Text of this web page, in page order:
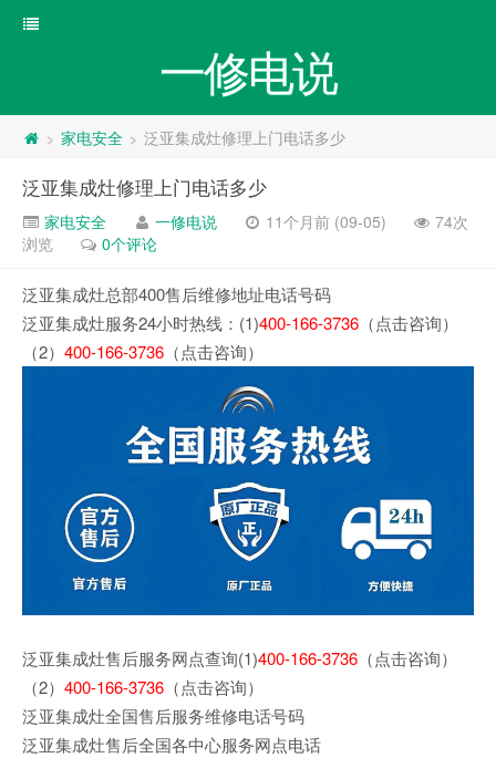
一修电说
> 家电安全 > 泛亚集成灶修理上门电话多少
泛亚集成灶修理上门电话多少
家电安全 一修电说 11个月前 (09-05)
74次
浏览
0个评论
泛亚集成灶总部400售后维修地址电话号码
泛亚集成灶服务24小时热线：(1)400-166-3736 （点击咨询）
（2） 400-166-3736 （点击咨询）
泛亚集成灶售后服务网点查询(1)400-166-3736 （点击咨询）
（2） 400-166-3736 （点击咨询）
泛亚集成灶全国售后服务维修电话号码
泛亚集成灶售后全国各中心服务网点电话